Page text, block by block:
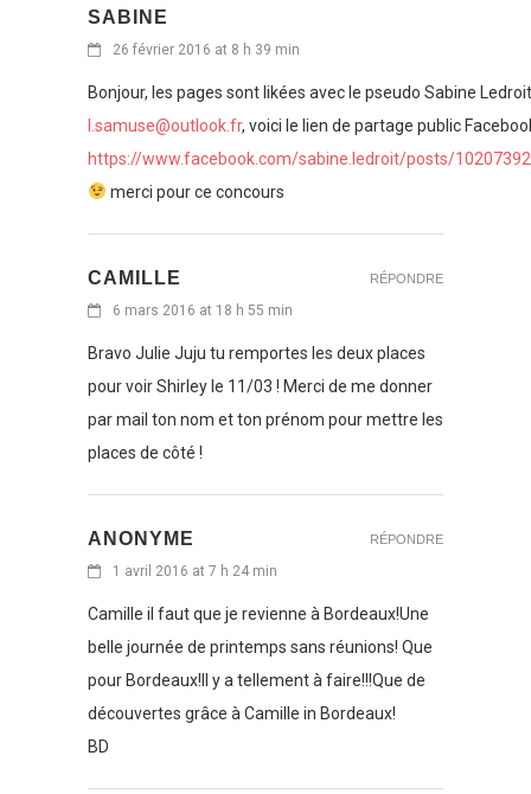
SABINE
26 février 2016 at 8 h 39 min
Bonjour, les pages sont likées avec le pseudo Sabine
l.samuse@outlook.fr, voici le lien de partage public
https://www.facebook.com/sabine.ledroit/posts/
merci pour ce concours
CAMILLE
6 mars 2016 at 18 h 55 min
Bravo Julie Juju tu remportes les deux places
pour voir Shirley le 11/03 ! Merci de me donner
par mail ton nom et ton prénom pour mettre les
places de côté !
RÉPONDRE
ANONYME
1 avril 2016 at 7 h 24 min
Camille il faut que je revienne à Bordeaux!Une
belle journée de printemps sans réunions! Que
pour Bordeaux!Il y a tellement à faire!!!Que de
découvertes grâce à Camille in Bordeaux!
BD
RÉPONDRE